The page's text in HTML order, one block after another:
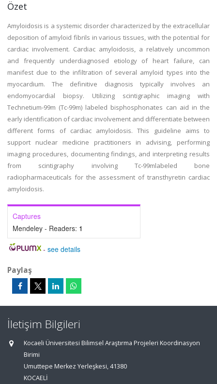
Özet
Amyloidosis is a systemic disorder characterized by the extracellular
deposition of amyloid fibrils in various tissues, with the potential for
cardiac involvement. Cardiac amyloidosis, a relatively uncommon
and frequently underdiagnosed etiology of heart failure, can
manifest due to the infiltration of several amyloid types into the
myocardium. The definitive diagnosis typically involves an
endomyocardial biopsy. Utilizing scintigraphic imaging with
Technetium-99m (Tc-99m) labeled bisphosphonates can aid in the
early identification of cardiac involvement and differentiate between
different forms of cardiac amyloidosis. This guideline aims to
support nuclear medicine practitioners in advising, performing
imaging procedures, documenting findings, and interpreting results
from scintigraphy involving Tc-99mlabeled bone
radiopharmaceuticals for the assessment of transthyretin cardiac
amyloidosis.
Captures
Mendeley - Readers: 1
- see details
Paylaş
İletişim Bilgileri
Kocaeli Üniversitesi Bilimsel Araştırma Projeleri Koordinasyon
Birimi
Umuttepe Merkez Yerleşkesi, 41380
KOCAELİ